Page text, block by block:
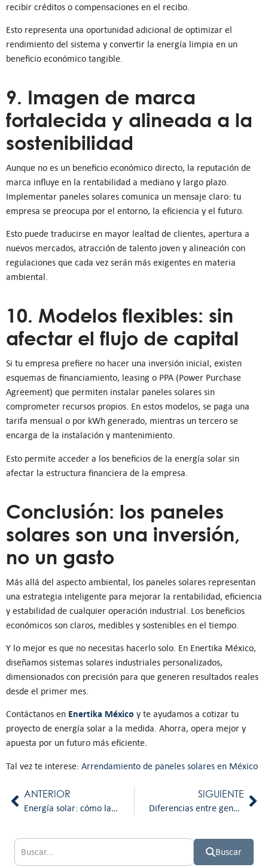
recibir créditos o compensaciones en el recibo.
Esto representa una oportunidad adicional de optimizar el
rendimiento del sistema y convertir la energía limpia en un
beneficio económico tangible.
9. Imagen de marca
fortalecida y alineada a la
sostenibilidad
Aunque no es un beneficio económico directo, la reputación de
marca influye en la rentabilidad a mediano y largo plazo.
Implementar paneles solares comunica un mensaje claro: tu
empresa se preocupa por el entorno, la eficiencia y el futuro.
Esto puede traducirse en mayor lealtad de clientes, apertura a
nuevos mercados, atracción de talento joven y alineación con
regulaciones que cada vez serán más exigentes en materia
ambiental.
10. Modelos flexibles: sin
afectar el flujo de capital
Si tu empresa prefiere no hacer una inversión inicial, existen
esquemas de financiamiento, leasing o PPA (Power Purchase
Agreement) que permiten instalar paneles solares sin
comprometer recursos propios. En estos modelos, se paga una
tarifa mensual o por kWh generado, mientras un tercero se
encarga de la instalación y mantenimiento.
Esto permite acceder a los beneficios de la energía solar sin
afectar la estructura financiera de la empresa.
Conclusión: los paneles
solares son una inversión,
no un gasto
Más allá del aspecto ambiental, los paneles solares representan
una estrategia inteligente para mejorar la rentabilidad, eficiencia
y estabilidad de cualquier operación industrial. Los beneficios
económicos son claros, medibles y sostenibles en el tiempo.
Y lo mejor es que no necesitas hacerlo solo. En Enertika México,
diseñamos sistemas solares industriales personalizados,
dimensionados con precisión para que generen resultados reales
desde el primer mes.
Contáctanos en Enertika México y te ayudamos a cotizar tu
proyecto de energía solar a la medida. Ahorra, opera mejor y
apuesta por un futuro más eficiente.
Tal vez te interese: Arrendamiento de paneles solares en México
ANTERIOR
Energía solar: cómo las empresas pueden aprovechar la radiación solar más alta del país
SIGUIENTE
Diferencias entre generación distribuida y autoabasto: lo que debes saber antes de instalar paneles solares
Buscar